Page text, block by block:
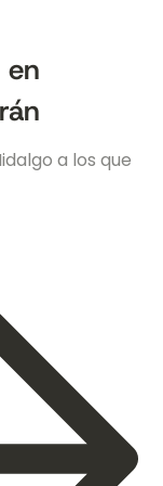
a los que